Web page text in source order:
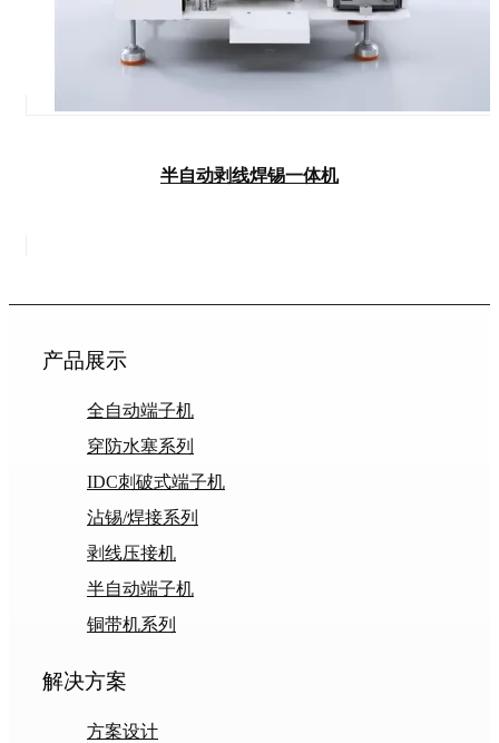
半自动剥线焊锡一体机
产品展示
全自动端子机
穿防水塞系列
IDC刺破式端子机
沾锡/焊接系列
剥线压接机
半自动端子机
铜带机系列
解决方案
方案设计